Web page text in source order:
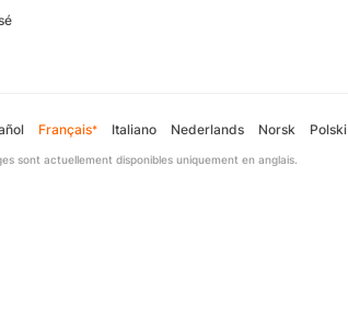
Français* Italiano Nederlands Norsk Polski
sont actuellement disponibles uniquement en anglais.